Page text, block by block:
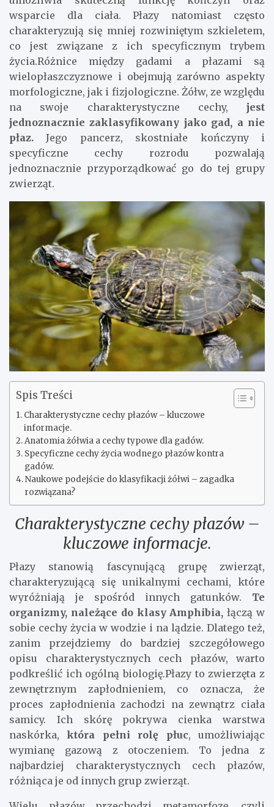
wsparcie dla ciała. Płazy natomiast często
charakteryzują się mniej rozwiniętym szkieletem,
co jest związane z ich specyficznym trybem
życia.Różnice między gadami a płazami są
wielopłaszczyznowe i obejmują zarówno aspekty
morfologiczne, jak i fizjologiczne. Żółw, ze względu
na swoje charakterystyczne cechy, jest
jednoznacznie zaklasyfikowany jako gad, a nie
płaz.Jego pancerz, skostniałe kończyny i
specyficzne cechy rozrodu pozwalają
jednoznacznie przyporządkować go do tej grupy
zwierząt.
Spis Treści
Charakterystyczne cechy płazów – kluczowe
informacje.
Anatomia żółwia a cechy typowe dla gadów.
Specyficzne cechy życia wodnego płazów kontra
gadów.
Naukowe podejście do klasyfikacji żółwi – zagadka
rozwiązana?
Charakterystyczne cechy płazów –
kluczowe informacje.
Płazy stanowią fascynującą grupę zwierząt,
charakteryzującą się unikalnymi cechami, które
wyróżniają je spośród innych gatunków. Te
organizmy, należące do klasy Amphibia, łączą w
sobie cechy życia w wodzie i na lądzie. Dlatego też,
zanim przejdziemy do bardziej szczegółowego
opisu charakterystycznych cech płazów, warto
podkreślić ich ogólną biologię.Płazy to zwierzęta z
zewnętrznym zapłodnieniem, co oznacza, że
proces zapłodnienia zachodzi na zewnątrz ciała
samicy. Ich skórę pokrywa cienka warstwa
naskórka, która pełni rolę płuc, umożliwiając
wymianę gazową z otoczeniem. To jedna z
najbardziej charakterystycznych cech płazów,
różniąca je od innych grup zwierząt.